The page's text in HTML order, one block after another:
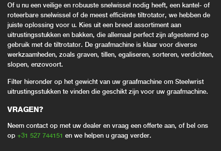
Of u nu een veilige en robuuste snelwissel nodig heeft, een kantel- of
roteerbare snelwissel of de meest efficiënte tiltrotator, we hebben de
juiste oplossing voor u. Kies uit een breed assortiment aan
uitrustingsstukken en bakken, die allemaal perfect zijn afgestemd op
gebruik met de tiltrotator. De graafmachine is klaar voor diverse
werkzaamheden, zoals graven, tillen, egaliseren, sorteren, verdichten,
slopen, enzovoort.
Filter hieronder op het gewicht van uw graafmachine om Steelwrist
uitrustingsstukken te vinden die geschikt zijn voor uw graafmachine.
VRAGEN?
Neem contact op met uw dealer en vraag een offerte aan, of bel ons
op +31 527 744151 en we helpen u graag verder.